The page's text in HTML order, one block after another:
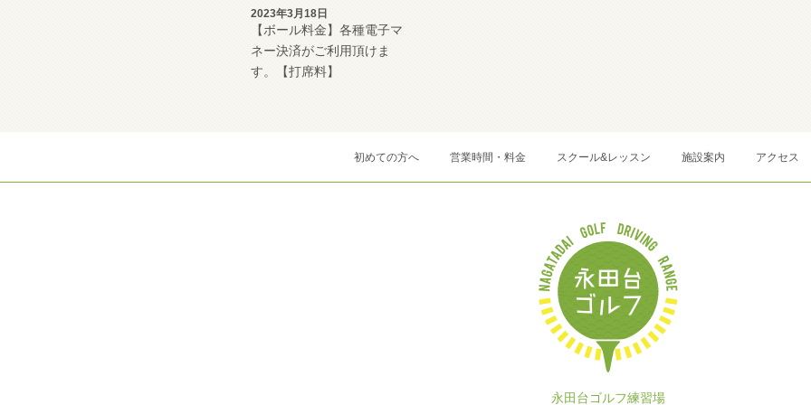
2023年3月18日
【ボール料金】各種電子マ
ネー決済がご利用頂けま
す。【打席料】
初めての方へ 営業時間・料金 スクール&レッスン 施設案内 アクセス
永田台ゴルフ練習場